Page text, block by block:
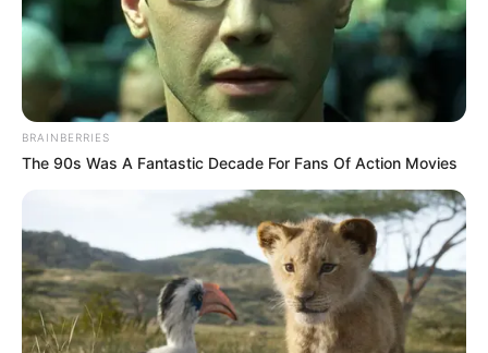
BRAINBERRIES
The 90s Was A Fantastic Decade For Fans Of Action Movies